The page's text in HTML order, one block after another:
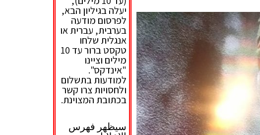
יעלה בגיליון הבא,
לפרסום מודעה
בערבית, עברית או
אנגלית שלחו
טקסט ברור עד 10
מילים וציינו
"אינדקס".
למודעות בתשלום
ולחסויות צרו קשר
בכתובת המצוינת.
سيظهر فهرس